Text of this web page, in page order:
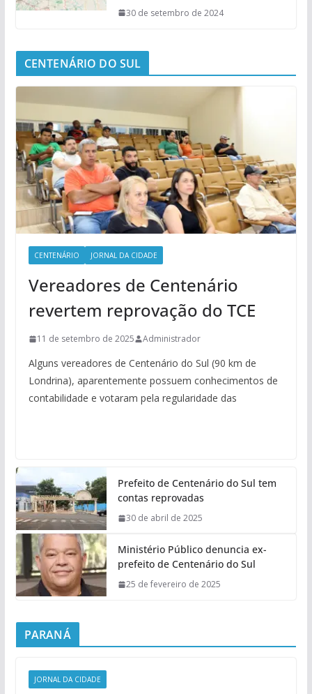
30 de setembro de 2024
CENTENÁRIO DO SUL
CENTENÁRIO JORNAL DA CIDADE
Vereadores de Centenário
revertem reprovação do TCE
11 de setembro de 2025 Administrador
Alguns vereadores de Centenário do Sul (90 km de
Londrina), aparentemente possuem conhecimentos de
contabilidade e votaram pela regularidade das
Prefeito de Centenário do Sul tem
contas reprovadas
30 de abril de 2025
Ministério Público denuncia ex-
prefeito de Centenário do Sul
25 de fevereiro de 2025
PARANÁ
JORNAL DA CIDADE